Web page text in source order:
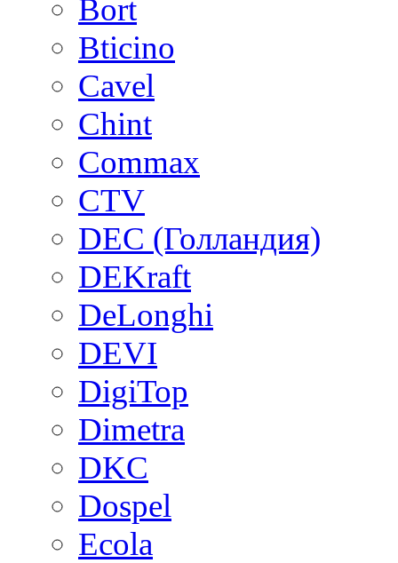
Bort
Bticino
Cavel
Chint
Commax
CTV
DEC (Голландия)
DEKraft
DeLonghi
DEVI
DigiTop
Dimetra
DKC
Dospel
Ecola